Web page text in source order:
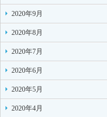
2020年9月
2020年8月
2020年7月
2020年6月
2020年5月
2020年4月